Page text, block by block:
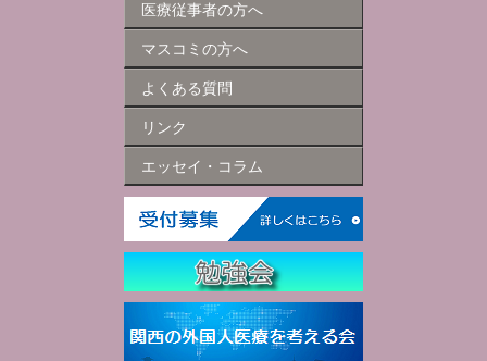
医療従事者の方へ
マスコミの方へ
よくある質問
リンク
エッセイ・コラム